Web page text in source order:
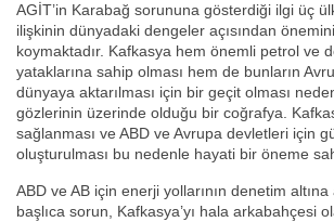
AGİT’in Karabağ sorununa gösterdiği ilgi üç
ilişkinin dünyadaki dengeler açısından
koymaktadır. Kafkasya hem önemli petrol ve
yataklarına sahip olması hem de bunların
dünyaya aktarılması için bir geçit olması
gözlerinin üzerinde olduğu bir coğrafya.
sağlanması ve ABD ve Avrupa devletleri için
oluşturulması bu nedenle hayati bir öneme
ABD ve AB için enerji yollarının denetim altına
başlıca sorun, Kafkasya’yı hala arkabahçesi